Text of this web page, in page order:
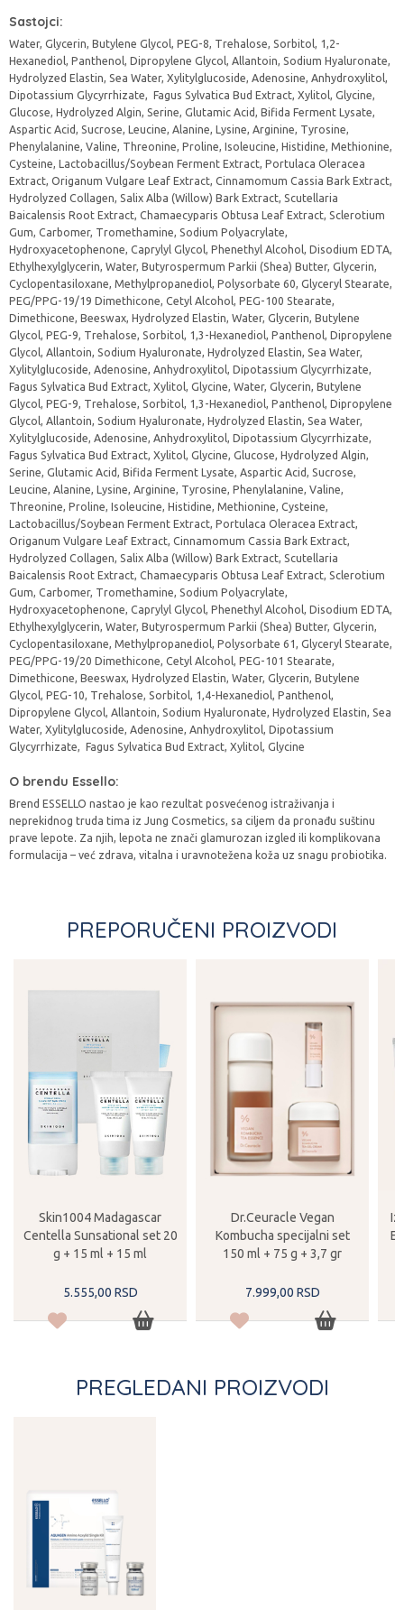
Sastojci:
Water, Glycerin, Butylene Glycol, PEG-8, Trehalose, Sorbitol, 1,2-
Hexanediol, Panthenol, Dipropylene Glycol, Allantoin, Sodium Hyaluronate,
Hydrolyzed Elastin, Sea Water, Xylitylglucoside, Adenosine, Anhydroxylitol,
Dipotassium Glycyrrhizate, Fagus Sylvatica Bud Extract, Xylitol, Glycine,
Glucose, Hydrolyzed Algin, Serine, Glutamic Acid, Bifida Ferment Lysate,
Aspartic Acid, Sucrose, Leucine, Alanine, Lysine, Arginine, Tyrosine,
Phenylalanine, Valine, Threonine, Proline, Isoleucine, Histidine, Methionine,
Cysteine, Lactobacillus/Soybean Ferment Extract, Portulaca Oleracea
Extract, Origanum Vulgare Leaf Extract, Cinnamomum Cassia Bark Extract,
Hydrolyzed Collagen, Salix Alba (Willow) Bark Extract, Scutellaria
Baicalensis Root Extract, Chamaecyparis Obtusa Leaf Extract, Sclerotium
Gum, Carbomer, Tromethamine, Sodium Polyacrylate,
Hydroxyacetophenone, Caprylyl Glycol, Phenethyl Alcohol, Disodium EDTA,
Ethylhexylglycerin, Water, Butyrospermum Parkii (Shea) Butter, Glycerin,
Cyclopentasiloxane, Methylpropanediol, Polysorbate 60, Glyceryl Stearate,
PEG/PPG-19/19 Dimethicone, Cetyl Alcohol, PEG-100 Stearate,
Dimethicone, Beeswax, Hydrolyzed Elastin, Water, Glycerin, Butylene
Glycol, PEG-9, Trehalose, Sorbitol, 1,3-Hexanediol, Panthenol, Dipropylene
Glycol, Allantoin, Sodium Hyaluronate, Hydrolyzed Elastin, Sea Water,
Xylitylglucoside, Adenosine, Anhydroxylitol, Dipotassium Glycyrrhizate,
Fagus Sylvatica Bud Extract, Xylitol, Glycine, Water, Glycerin, Butylene
Glycol, PEG-9, Trehalose, Sorbitol, 1,3-Hexanediol, Panthenol, Dipropylene
Glycol, Allantoin, Sodium Hyaluronate, Hydrolyzed Elastin, Sea Water,
Xylitylglucoside, Adenosine, Anhydroxylitol, Dipotassium Glycyrrhizate,
Fagus Sylvatica Bud Extract, Xylitol, Glycine, Glucose, Hydrolyzed Algin,
Serine, Glutamic Acid, Bifida Ferment Lysate, Aspartic Acid, Sucrose,
Leucine, Alanine, Lysine, Arginine, Tyrosine, Phenylalanine, Valine,
Threonine, Proline, Isoleucine, Histidine, Methionine, Cysteine,
Lactobacillus/Soybean Ferment Extract, Portulaca Oleracea Extract,
Origanum Vulgare Leaf Extract, Cinnamomum Cassia Bark Extract,
Hydrolyzed Collagen, Salix Alba (Willow) Bark Extract, Scutellaria
Baicalensis Root Extract, Chamaecyparis Obtusa Leaf Extract, Sclerotium
Gum, Carbomer, Tromethamine, Sodium Polyacrylate,
Hydroxyacetophenone, Caprylyl Glycol, Phenethyl Alcohol, Disodium EDTA,
Ethylhexylglycerin, Water, Butyrospermum Parkii (Shea) Butter, Glycerin,
Cyclopentasiloxane, Methylpropanediol, Polysorbate 61, Glyceryl Stearate,
PEG/PPG-19/20 Dimethicone, Cetyl Alcohol, PEG-101 Stearate,
Dimethicone, Beeswax, Hydrolyzed Elastin, Water, Glycerin, Butylene
Glycol, PEG-10, Trehalose, Sorbitol, 1,4-Hexanediol, Panthenol,
Dipropylene Glycol, Allantoin, Sodium Hyaluronate, Hydrolyzed Elastin, Sea
Water, Xylitylglucoside, Adenosine, Anhydroxylitol, Dipotassium
Glycyrrhizate, Fagus Sylvatica Bud Extract, Xylitol, Glycine
O brendu Essello:
Brend ESSELLO nastao je kao rezultat posvećenog istraživanja i
neprekidnog truda tima iz Jung Cosmetics, sa ciljem da pronađu suštinu
prave lepote. Za njih, lepota ne znači glamurozan izgled ili komplikovana
formulacija – već zdrava, vitalna i uravnotežena koža uz snagu probiotika.
PREPORUČENI PROIZVODI
Skin1004 Madagascar
Centella Sunsational set 20
g + 15 ml + 15 ml
5.555,00 RSD
Dr.Ceuracle Vegan
Kombucha specijalni set
150 ml + 75 g + 3,7 gr
7.999,00 RSD
PREGLEDANI PROIZVODI